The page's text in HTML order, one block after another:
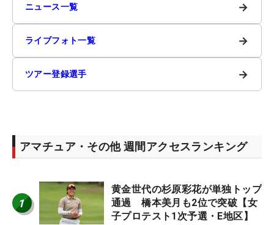
ニュース一覧 →
ライブフォト一覧 →
ツアー登録選手 →
アマチュア・その他 週間アクセスランキング
1
黄金世代の杉原彩花が単独トップ
通過 橋本美月も2位で突破【女
子プロテスト1次予選・E地区】